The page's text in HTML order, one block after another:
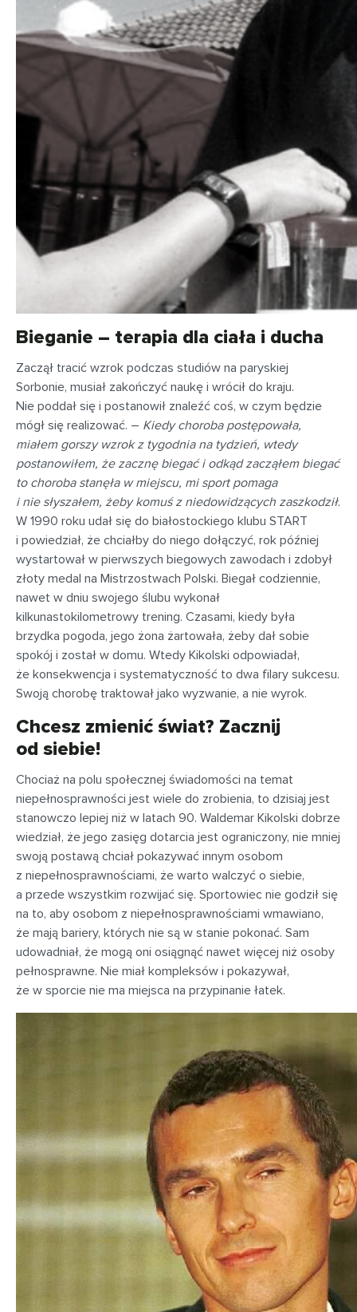
Bieganie – terapia dla ciała i ducha
Zaczął tracić wzrok podczas studiów na paryskiej
Sorbonie, musiał zakończyć naukę i wrócił do kraju.
Nie poddał się i postanowił znaleźć coś, w czym będzie
mógł się realizować. – Kiedy choroba postępowała,
miałem gorszy wzrok z tygodnia na tydzień, wtedy
postanowiłem, że zacznę biegać i odkąd zacząłem biegać
to choroba stanęła w miejscu, mi sport pomaga
i nie słyszałem, żeby komuś z niedowidzących zaszkodził.
W 1990 roku udał się do białostockiego klubu START
i powiedział, że chciałby do niego dołączyć, rok później
wystartował w pierwszych biegowych zawodach i zdobył
złoty medal na Mistrzostwach Polski. Biegał codziennie,
nawet w dniu swojego ślubu wykonał
kilkunastokilometrowy trening. Czasami, kiedy była
brzydka pogoda, jego żona żartowała, żeby dał sobie
spokój i został w domu. Wtedy Kikolski odpowiadał,
że konsekwencja i systematyczność to dwa filary sukcesu.
Swoją chorobę traktował jako wyzwanie, a nie wyrok.
Chcesz zmienić świat? Zacznij
od siebie!
Chociaż na polu społecznej świadomości na temat
niepełnosprawności jest wiele do zrobienia, to dzisiaj jest
stanowczo lepiej niż w latach 90. Waldemar Kikolski dobrze
wiedział, że jego zasięg dotarcia jest ograniczony, nie mniej
swoją postawą chciał pokazywać innym osobom
z niepełnosprawnościami, że warto walczyć o siebie,
a przede wszystkim rozwijać się. Sportowiec nie godził się
na to, aby osobom z niepełnosprawnościami wmawiano,
że mają bariery, których nie są w stanie pokonać. Sam
udowadniał, że mogą oni osiągnąć nawet więcej niż osoby
pełnosprawne. Nie miał kompleksów i pokazywał,
że w sporcie nie ma miejsca na przypinanie łatek.